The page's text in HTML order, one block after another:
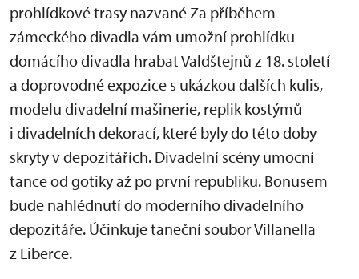
prohlídkové trasy nazvané Za příběhem
zámeckého divadla vám umožní prohlídku
domácího divadla hrabat Valdštejnů z 18. století
a doprovodné expozice s ukázkou dalších kulis,
modelu divadelní mašinerie, replik kostýmů
i divadelních dekorací, které byly do této doby
skryty v depozitářích. Divadelní scény umocní
tance od gotiky až po první republiku. Bonusem
bude nahlédnutí do moderního divadelního
depozitáře. Účinkuje taneční soubor Villanella
z Liberce.